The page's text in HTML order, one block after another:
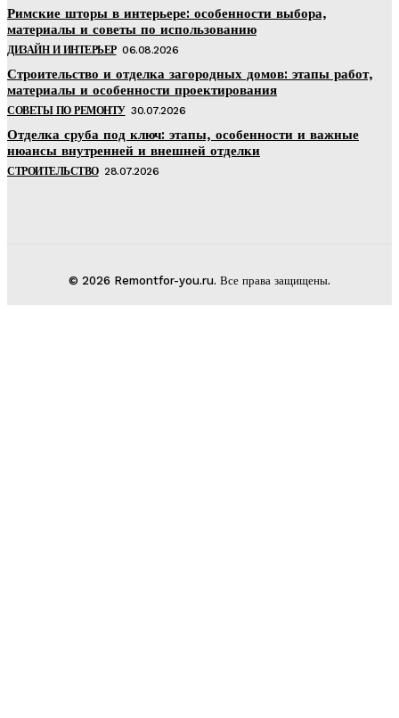
Римские шторы в интерьере: особенности выбора,
материалы и советы по использованию
ДИЗАЙН И ИНТЕРЬЕР 06.08.2026
Строительство и отделка загородных домов: этапы работ,
материалы и особенности проектирования
СОВЕТЫ ПО РЕМОНТУ 30.07.2026
Отделка сруба под ключ: этапы, особенности и важные
нюансы внутренней и внешней отделки
СТРОИТЕЛЬСТВО 28.07.2026
© 2026 Remontfor-you.ru. Все права защищены.